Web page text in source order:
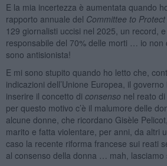
E la mia incertezza è aumentata quando
rapporto annuale del Committee to
129 giornalisti uccisi nel 2025, un record,
responsabile del 70% delle morti … io non
sono antisionista!
E mi sono stupito quando ho letto che,
indicazioni dell’Unione Europea, il
inserire il concetto di consenso nel reato
per questo motivo c’è il malumore delle
alcune donne, che ricordano Gisèle
marito e fatta violentare, per anni, da altri
caso la recente riforma francese sui reati
al consenso della donna … mah, lasciamo